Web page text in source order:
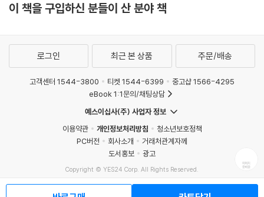
이 책을 구입하신 분들이 산 분야 책
로그인 최근 본 상품 주문/배송
고객센터 1544-3800 티켓 1544-6399
중고샵 1566-4295
eBook 1:1문의/채팅상담
예스이십사(주) 사업자 정보
이용약관
개인정보처리방침
청소년보호정책
PC버전
회사소개
거래처관계자께
도서홍보
광고
Copyright © YES24 Corp. All Rights Reserved.